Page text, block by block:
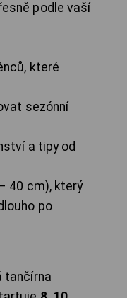
podle vaší
které
sezónní
a tipy od
40 cm), který
po
tančírna